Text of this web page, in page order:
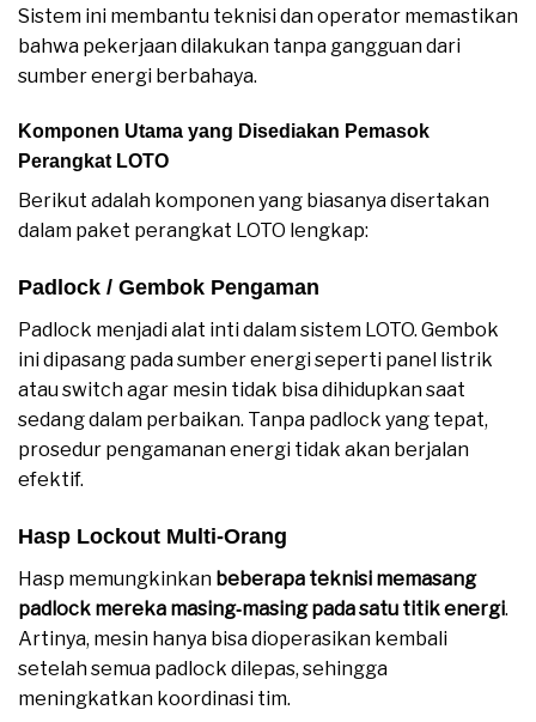
Sistem ini membantu teknisi dan operator memastikan
bahwa pekerjaan dilakukan tanpa gangguan dari
sumber energi berbahaya.
Komponen Utama yang Disediakan Pemasok
Perangkat LOTO
Berikut adalah komponen yang biasanya disertakan
dalam paket perangkat LOTO lengkap:
Padlock / Gembok Pengaman
Padlock menjadi alat inti dalam sistem LOTO. Gembok
ini dipasang pada sumber energi seperti panel listrik
atau switch agar mesin tidak bisa dihidupkan saat
sedang dalam perbaikan. Tanpa padlock yang tepat,
prosedur pengamanan energi tidak akan berjalan
efektif.
Hasp Lockout Multi‑Orang
Hasp memungkinkan beberapa teknisi memasang
padlock mereka masing‑masing pada satu titik energi.
Artinya, mesin hanya bisa dioperasikan kembali
setelah semua padlock dilepas, sehingga
meningkatkan koordinasi tim.